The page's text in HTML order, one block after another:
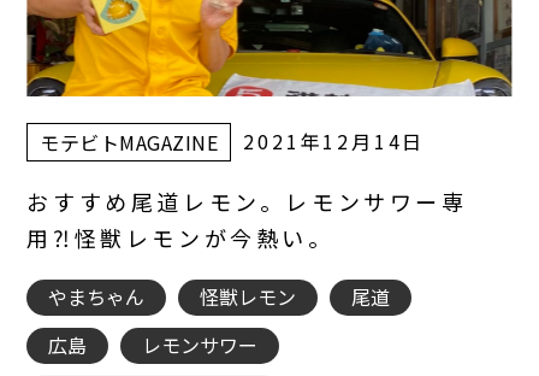
モテビトMAGAZINE 2021年12月14日
おすすめ尾道レモン。レモンサワー専
用⁈怪獣レモンが今熱い。
やまちゃん 怪獣レモン
尾道
広島
レモンサワー